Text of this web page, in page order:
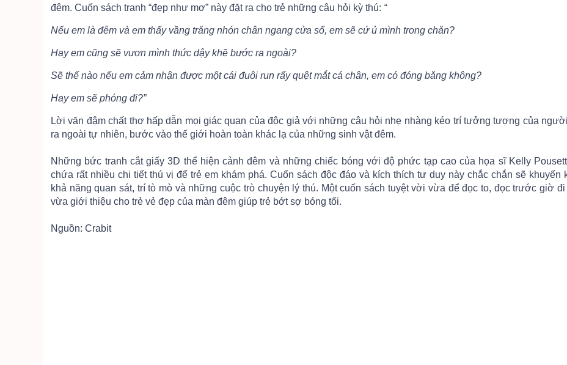
đêm. Cuốn sách tranh “đẹp như mơ” này đặt ra cho trẻ những câu hỏi kỳ thú: “
Nếu em là đêm và em thấy vầng trăng nhón chân ngang cửa sổ, em sẽ cứ ủ mình trong chăn?
Hay em cũng sẽ vươn mình thức dậy khẽ bước ra ngoài?
Sẽ thế nào nếu em cảm nhận được một cái đuôi run rẩy quệt mắt cá chân, em có đóng băng không?
Hay em sẽ phóng đi?”
Lời văn đậm chất thơ hấp dẫn mọi giác quan của độc giả với những câu hỏi nhẹ nhàng kéo trí tưởng tượng của
ra ngoài tự nhiên, bước vào thế giới hoàn toàn khác lạ của những sinh vật đêm.
Những bức tranh cắt giấy 3D thể hiện cảnh đêm và những chiếc bóng với độ phức tạp cao của họa sĩ Kelly
chứa rất nhiều chi tiết thú vị để trẻ em khám phá. Cuốn sách độc đáo và kích thích tư duy này chắc chắn sẽ khuyến
khả năng quan sát, trí tò mò và những cuộc trò chuyện lý thú. Một cuốn sách tuyệt vời vừa để đọc to, đọc trước giờ đi
vừa giới thiệu cho trẻ vẻ đẹp của màn đêm giúp trẻ bớt sợ bóng tối.
Nguồn: Crabit